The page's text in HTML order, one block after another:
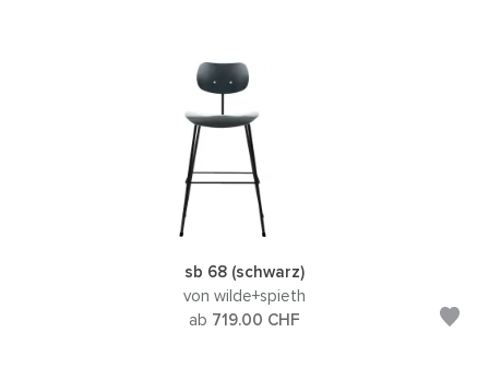
sb 68 (schwarz)
von wilde+spieth
ab 719.00 CHF